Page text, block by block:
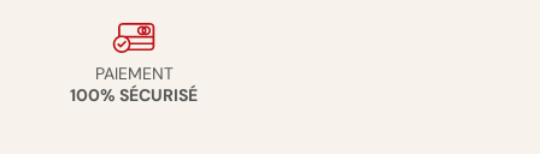
PAIEMENT
100% SÉCURISÉ